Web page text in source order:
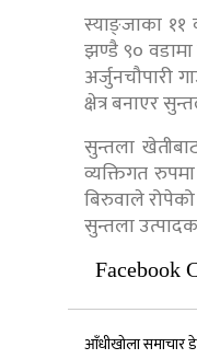
स्याङ्जाका ११
झण्डै ९०
अर्जुनचौपारी
क्षेत्र बनाएर
सुन्तला
व्यक्तिगत
बिरुवाले
सुन्तला
Facebook
आँधीखोला समाचार